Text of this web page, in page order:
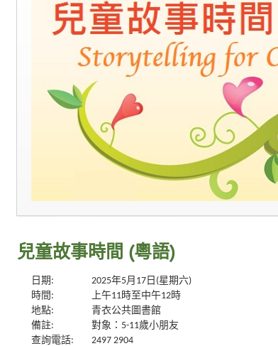
兒童故事時間 (粵語)
日期:
2025年5月17日(星期六)
時間:
上午11時至中午12時
地點:
青衣公共圖書館
備註:
對象：5-11歲小朋友
查詢電話:
2497 2904